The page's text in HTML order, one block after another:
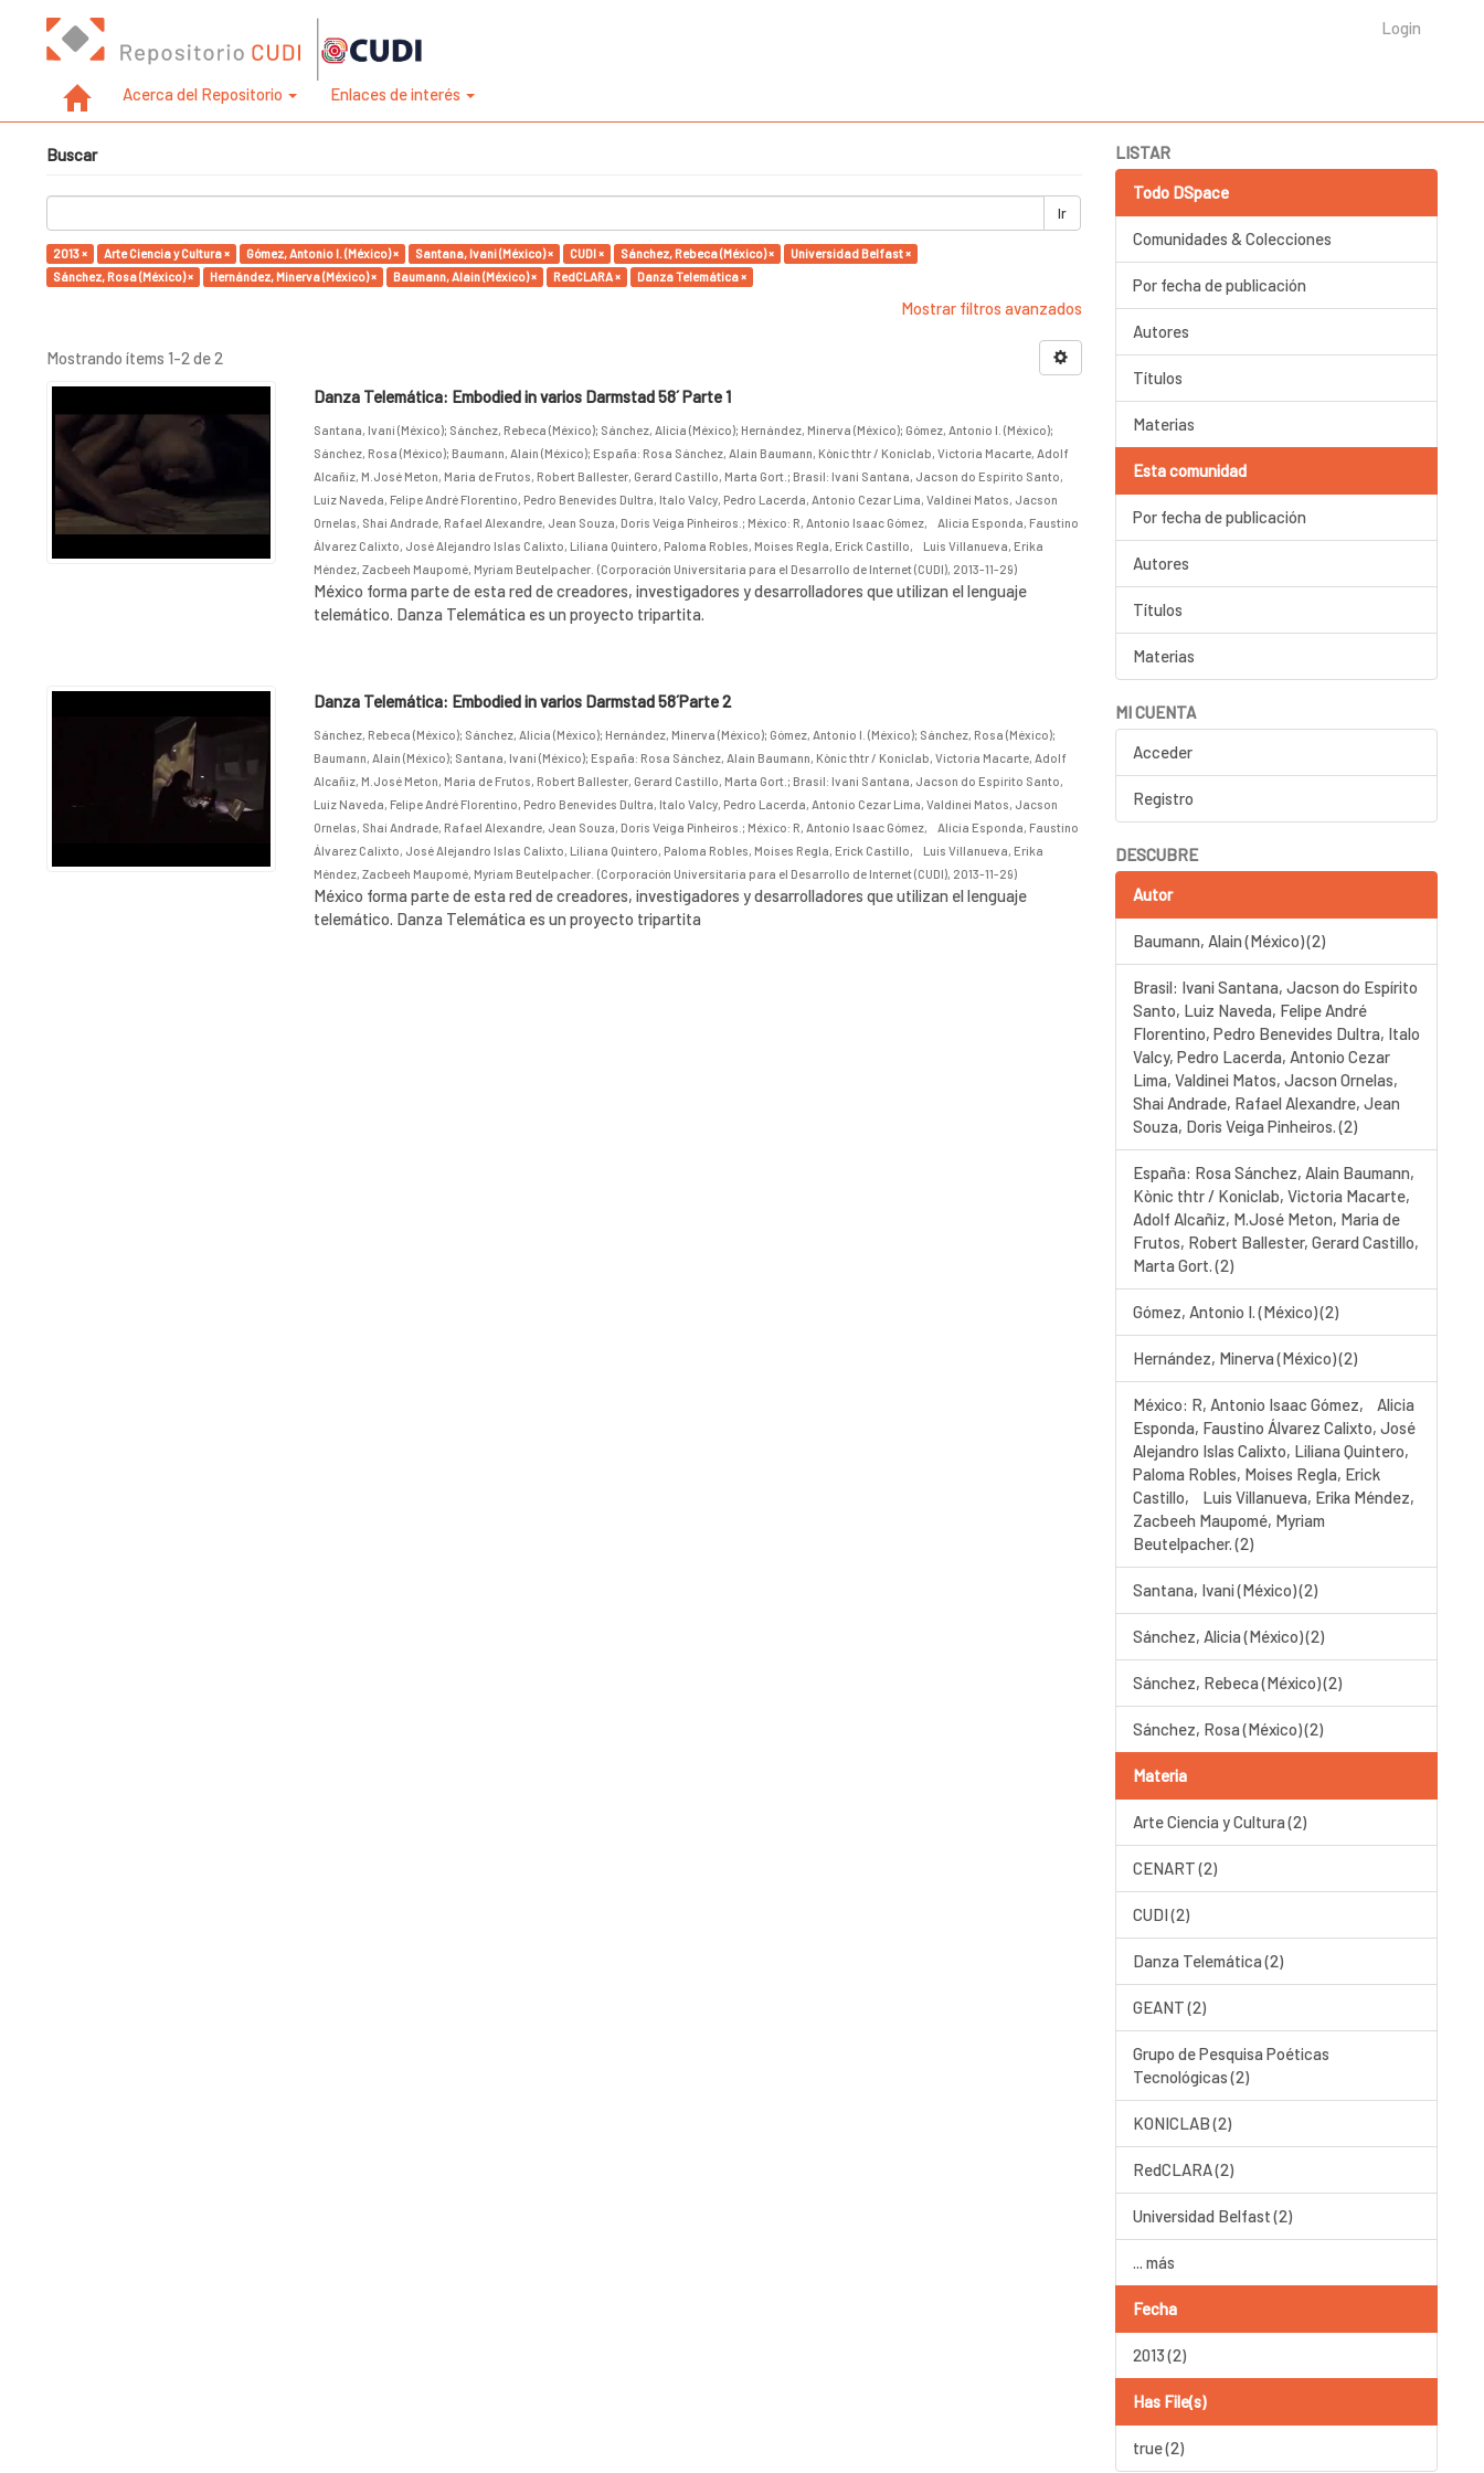
Login
Acerca del Repositorio Enlaces de interés
Buscar
Ir
2013 × Arte Ciencia y Cultura × Gómez, Antonio I. (México) × Santana, Ivani (México) × CUDI × Sánchez, Rebeca (México) ×
Universidad Belfast ×
Sánchez, Rosa (México) ×
Hernández, Minerva (México) × Baumann, Alain (México) × RedCLARA × Danza Telemática ×
Mostrar filtros avanzados
Mostrando ítems 1-2 de 2
Danza Telemática: Embodied in varios Darmstad 58´ Parte 1
Santana, Ivani (México); Sánchez, Rebeca (México); Sánchez, Alicia (México); Hernández, Minerva (México); Gómez, Antonio I. (México);
Sánchez, Rosa (México); Baumann, Alain (México); España: Rosa Sánchez, Alain Baumann, Kònic thtr / Koniclab, Victoria Macarte, Adolf
Alcañiz, M.José Meton, Maria de Frutos, Robert Ballester, Gerard Castillo, Marta Gort. ; Brasil: Ivani Santana, Jacson do Espírito Santo,
Luiz Naveda, Felipe André Florentino, Pedro Benevides Dultra, Italo Valcy, Pedro Lacerda, Antonio Cezar Lima, Valdinei Matos, Jacson
Ornelas, Shai Andrade, Rafael Alexandre, Jean Souza, Doris Veiga Pinheiros. ; México: R, Antonio Isaac Gómez, Alicia Esponda, Faustino
Álvarez Calixto, José Alejandro Islas Calixto, Liliana Quintero, Paloma Robles, Moises Regla, Erick Castillo, Luis Villanueva, Erika
Méndez, Zacbeeh Maupomé, Myriam Beutelpacher. (Corporación Universitaria para el Desarrollo de Internet (CUDI), 2013-11-29)
México forma parte de esta red de creadores, investigadores y desarrolladores que utilizan el lenguaje
telemático. Danza Telemática es un proyecto tripartita.
Danza Telemática: Embodied in varios Darmstad 58´Parte 2
Sánchez, Rebeca (México); Sánchez, Alicia (México); Hernández, Minerva (México); Gómez, Antonio I. (México); Sánchez, Rosa (México);
Baumann, Alain (México); Santana, Ivani (México); España: Rosa Sánchez, Alain Baumann, Kònic thtr / Koniclab, Victoria Macarte, Adolf
Alcañiz, M.José Meton, Maria de Frutos, Robert Ballester, Gerard Castillo, Marta Gort. ; Brasil: Ivani Santana, Jacson do Espírito Santo,
Luiz Naveda, Felipe André Florentino, Pedro Benevides Dultra, Italo Valcy, Pedro Lacerda, Antonio Cezar Lima, Valdinei Matos, Jacson
Ornelas, Shai Andrade, Rafael Alexandre, Jean Souza, Doris Veiga Pinheiros. ; México: R, Antonio Isaac Gómez, Alicia Esponda, Faustino
Álvarez Calixto, José Alejandro Islas Calixto, Liliana Quintero, Paloma Robles, Moises Regla, Erick Castillo, Luis Villanueva, Erika
Méndez, Zacbeeh Maupomé, Myriam Beutelpacher. (Corporación Universitaria para el Desarrollo de Internet (CUDI), 2013-11-29)
México forma parte de esta red de creadores, investigadores y desarrolladores que utilizan el lenguaje
telemático. Danza Telemática es un proyecto tripartita
LISTAR
Todo DSpace
Comunidades & Colecciones
Por fecha de publicación
Autores
Títulos
Materias
Esta comunidad
Por fecha de publicación
Autores
Títulos
Materias
MI CUENTA
Acceder
Registro
DESCUBRE
Autor
Baumann, Alain (México) (2)
Brasil: Ivani Santana, Jacson do Espírito
Santo, Luiz Naveda, Felipe André
Florentino, Pedro Benevides Dultra, Italo
Valcy, Pedro Lacerda, Antonio Cezar
Lima, Valdinei Matos, Jacson Ornelas,
Shai Andrade, Rafael Alexandre, Jean
Souza, Doris Veiga Pinheiros. (2)
España: Rosa Sánchez, Alain Baumann,
Kònic thtr / Koniclab, Victoria Macarte,
Adolf Alcañiz, M.José Meton, Maria de
Frutos, Robert Ballester, Gerard Castillo,
Marta Gort. (2)
Gómez, Antonio I. (México) (2)
Hernández, Minerva (México) (2)
México: R, Antonio Isaac Gómez, Alicia
Esponda, Faustino Álvarez Calixto, José
Alejandro Islas Calixto, Liliana Quintero,
Paloma Robles, Moises Regla, Erick
Castillo, Luis Villanueva, Erika Méndez,
Zacbeeh Maupomé, Myriam
Beutelpacher. (2)
Santana, Ivani (México) (2)
Sánchez, Alicia (México) (2)
Sánchez, Rebeca (México) (2)
Sánchez, Rosa (México) (2)
Materia
Arte Ciencia y Cultura (2)
CENART (2)
CUDI (2)
Danza Telemática (2)
GEANT (2)
Grupo de Pesquisa Poéticas
Tecnológicas (2)
KONICLAB (2)
RedCLARA (2)
Universidad Belfast (2)
... más
Fecha
2013 (2)
Has File(s)
true (2)